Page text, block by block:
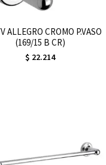
ALLEGRO CROMO P.VASO
(169/15 B CR)
$ 22.214